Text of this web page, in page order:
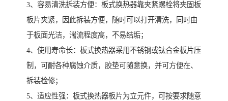
3、容易清洗拆装方便：板式换热器靠夹紧螺栓将夹固板
板片夹紧，因此拆装方便，随时可以打开清洗，同时由
于板面光洁，湍流程度高，不易结垢；
4、使用寿命长：板式换热器采用不锈钢或钛合金板片压
制，可耐各种腐蚀介质，胶垫可随意换，并可方便在、
拆装检修；
5、适应性强：板式换热器板片为立元件，可按要求随意